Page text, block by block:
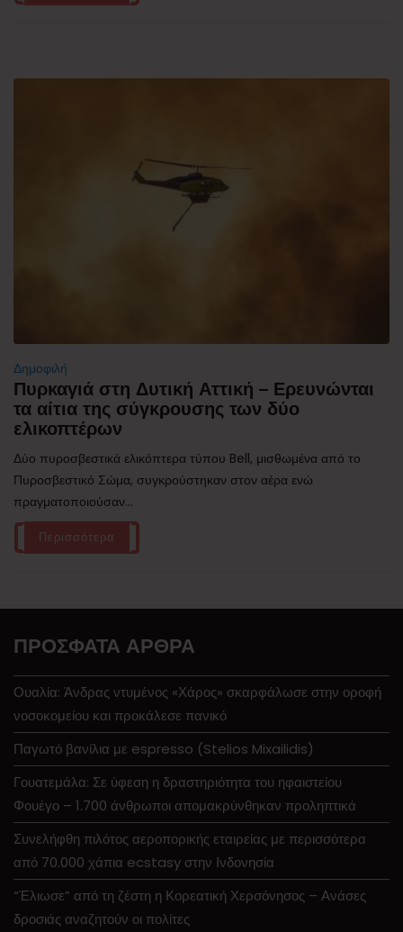
Δημοφιλή
Πυρκαγιά στη Δυτική Αττική – Ερευνώνται
τα αίτια της σύγκρουσης των δύο
ελικοπτέρων
Δύο πυροσβεστικά ελικόπτερα τύπου Bell, μισθωμένα από το
Πυροσβεστικό Σώμα, συγκρούστηκαν στον αέρα ενώ
πραγματοποιούσαν...
Περισσότερα
ΠΡΌΣΦΑΤΑ ΆΡΘΡΑ
Ουαλία: Άνδρας ντυμένος «Χάρος» σκαρφάλωσε στην οροφή
νοσοκομείου και προκάλεσε πανικό
Παγωτό βανίλια με espresso (Stelios Mixailidis)
Γουατεμάλα: Σε ύφεση η δραστηριότητα του ηφαιστείου
Φουέγο – 1.700 άνθρωποι απομακρύνθηκαν προληπτικά
Συνελήφθη πιλότος αεροπορικής εταιρείας με περισσότερα
από 70.000 χάπια ecstasy στην Ινδονησία
“Έλιωσε” από τη ζέστη η Κορεατική Χερσόνησος – Ανάσες
δροσιάς αναζητούν οι πολίτες